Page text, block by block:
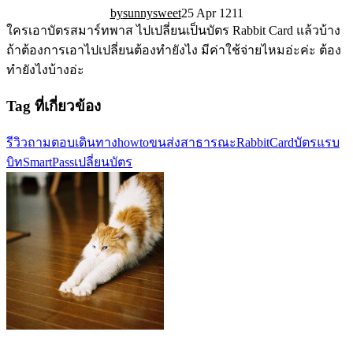
sunnysweet25 Apr 1211
ใครเอาบัตรสมาร์ทพาส ไปเปลี่ยนเป็นบัตร Rabbit Card แล้วบ้าง
ถ้าต้องการเอาไปเปลี่ยนต้องทำยังไง มีค่าใช้จ่ายไหมอ่ะค่ะ ต้อง
ทำยังไงบ้างอ่ะ
Tag ที่เกี่ยวข้อง
รีวิวถามตอบเดินทางhowtoขนส่งสาธารณะRabbitCardบัตรแรบ
บิทSmartPassเปลี่ยนบัตร